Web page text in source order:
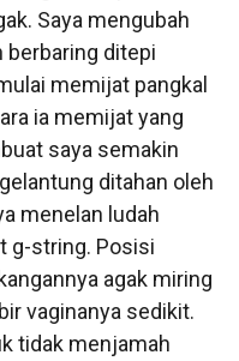
Saya mengubah
berbaring ditepi
memijat pangkal
ia memijat yang
saya semakin
ditahan oleh
menelan ludah
g-string. Posisi
agak miring
vaginanya sedikit.
tidak menjamah